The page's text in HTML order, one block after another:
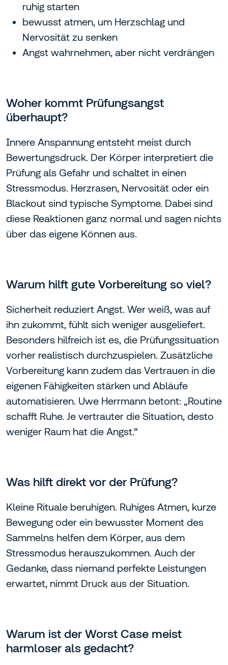
ruhig starten
bewusst atmen, um Herzschlag und
Nervosität zu senken
Angst wahrnehmen, aber nicht verdrängen
Woher kommt Prüfungsangst
überhaupt?
Innere Anspannung entsteht meist durch
Bewertungsdruck. Der Körper interpretiert die
Prüfung als Gefahr und schaltet in einen
Stressmodus. Herzrasen, Nervosität oder ein
Blackout sind typische Symptome. Dabei sind
diese Reaktionen ganz normal und sagen nichts
über das eigene Können aus.
Warum hilft gute Vorbereitung so viel?
Sicherheit reduziert Angst. Wer weiß, was auf
ihn zukommt, fühlt sich weniger ausgeliefert.
Besonders hilfreich ist es, die Prüfungssituation
vorher realistisch durchzuspielen. Zusätzliche
Vorbereitung kann zudem das Vertrauen in die
eigenen Fähigkeiten stärken und Abläufe
automatisieren. Uwe Herrmann betont: „Routine
schafft Ruhe. Je vertrauter die Situation, desto
weniger Raum hat die Angst.“
Was hilft direkt vor der Prüfung?
Kleine Rituale beruhigen. Ruhiges Atmen, kurze
Bewegung oder ein bewusster Moment des
Sammelns helfen dem Körper, aus dem
Stressmodus herauszukommen. Auch der
Gedanke, dass niemand perfekte Leistungen
erwartet, nimmt Druck aus der Situation.
Warum ist der Worst Case meist
harmloser als gedacht?